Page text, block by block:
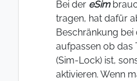
Bei der eSim
tragen, hat dafür
Beschränkung bei
aufpassen ob das
(Sim-Lock) ist,
aktivieren. Wenn